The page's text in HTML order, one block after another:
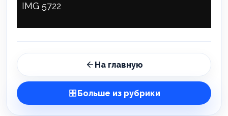
IMG 5722
На главную
Больше из рубрики